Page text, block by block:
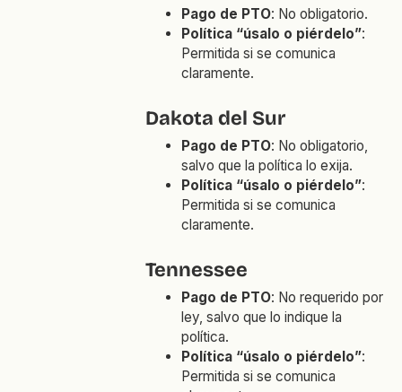
Pago de PTO: No obligatorio.
Política “úsalo o piérdelo”:
Permitida si se comunica
claramente.
Dakota del Sur
Pago de PTO: No obligatorio,
salvo que la política lo exija.
Política “úsalo o piérdelo”:
Permitida si se comunica
claramente.
Tennessee
Pago de PTO: No requerido por
ley, salvo que lo indique la
política.
Política “úsalo o piérdelo”:
Permitida si se comunica